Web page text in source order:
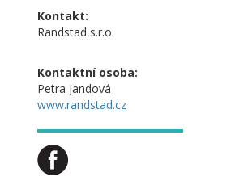
Kontakt:
Randstad s.r.o.
Kontaktní osoba:
Petra Jandová
www.randstad.cz